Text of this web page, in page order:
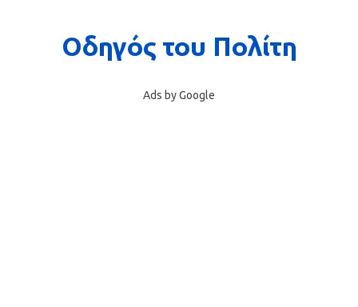
Ads by Google